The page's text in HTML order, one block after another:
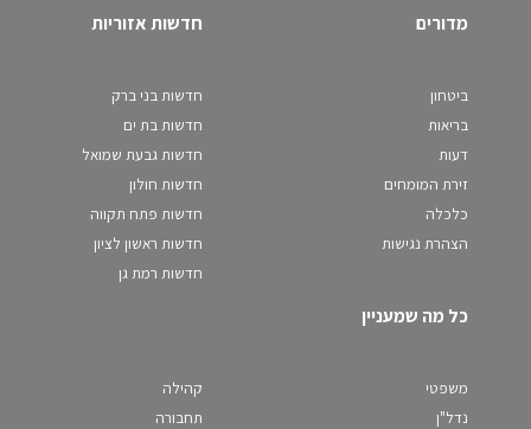
מדורים
ביטחון
בריאות
דעות
זירת המומחים
כלכלה
הצהרת נגישות
חדשות אזוריות
חדשות בני ברק
חדשות בת ים
חדשות גבעת שמואל
חדשות חולון
חדשות פתח תקווה
חדשות ראשון לציון
חדשות רמת גן
כל מה שמעניין
משפטי
נדל"ן
קהילה
תחבורה